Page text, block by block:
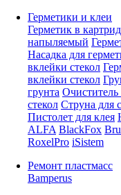
Герметики и клеи
Герметик в
напыляемый
Насадка для
вклейки стекол
вклейки стекол
грунта Очиститель
стекол Струна для
Пистолет для клея
ALFA BlackFox
RoxelPro iSistem
Ремонт пластмасс
Bamperus